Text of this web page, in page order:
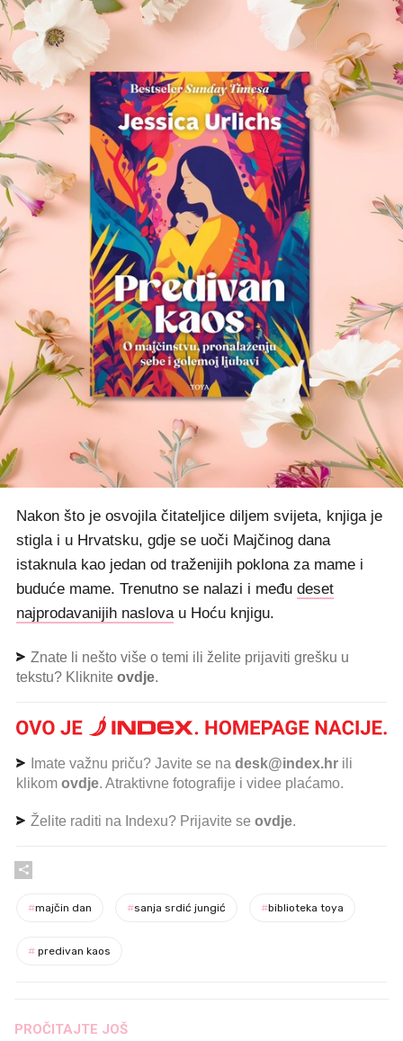
Nakon što je osvojila čitateljice diljem svijeta, knjiga je
stigla i u Hrvatsku, gdje se uoči Majčinog dana
istaknula kao jedan od traženijih poklona za mame i
buduće mame. Trenutno se nalazi i među deset
najprodavanijih naslovau Hoću knjigu.
Znate li nešto više o temi ili želite prijaviti grešku u
tekstu? Kliknite ovdje.
Imate važnu priču? Javite se na desk@index.hr ili
klikom ovdje. Atraktivne fotografije i videe plaćamo.
Želite raditi na Indexu? Prijavite se ovdje.
#majčin dan #sanja srdić jungić #biblioteka toya
# predivan kaos
PROČITAJTE JOŠ